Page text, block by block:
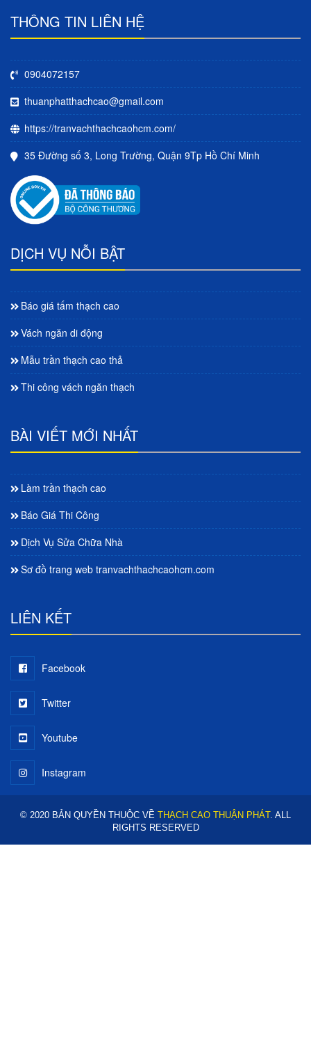
THÔNG TIN LIÊN HỆ
0904072157
thuanphatthachcao@gmail.com
https://tranvachthachcaohcm.com/
35 Đường số 3, Long Trường, Quận 9Tp Hồ Chí Minh
DỊCH VỤ NỖI BẬT
Báo giá tấm thạch cao
Vách ngăn di động
Mẫu trần thạch cao thả
Thi công vách ngăn thạch
BÀI VIẾT MỚI NHẤT
Làm trần thạch cao
Báo Giá Thi Công
Dịch Vụ Sửa Chữa Nhà
Sơ đồ trang web tranvachthachcaohcm.com
LIÊN KẾT
Facebook
Twitter
Youtube
Instagram
© 2020 BẢN QUYỀN THUỘC VỀ THẠCH CAO THUẬN PHÁT. ALL
RIGHTS RESERVED